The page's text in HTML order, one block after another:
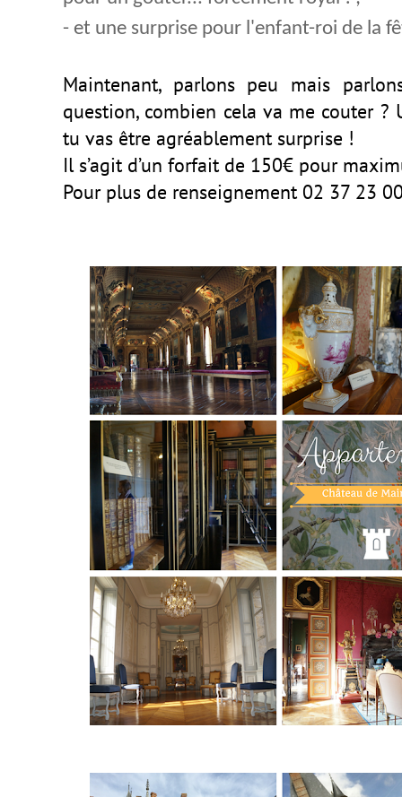
- et une surprise pour l'enfant-roi de la
Maintenant, parlons peu mais
question, combien cela va me couter ?
tu vas être agréablement surprise !
Il s’agit d’un forfait de 150€ pour
Pour plus de renseignement 02 37 23